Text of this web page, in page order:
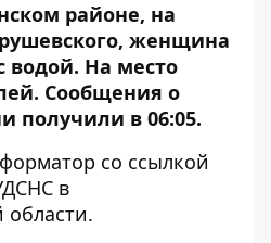
районе, на
женщина
водой. На место
Сообщения о
получили в 06:05.
со ссылкой
в
области.